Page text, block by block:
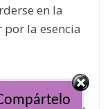
en la
la esencia